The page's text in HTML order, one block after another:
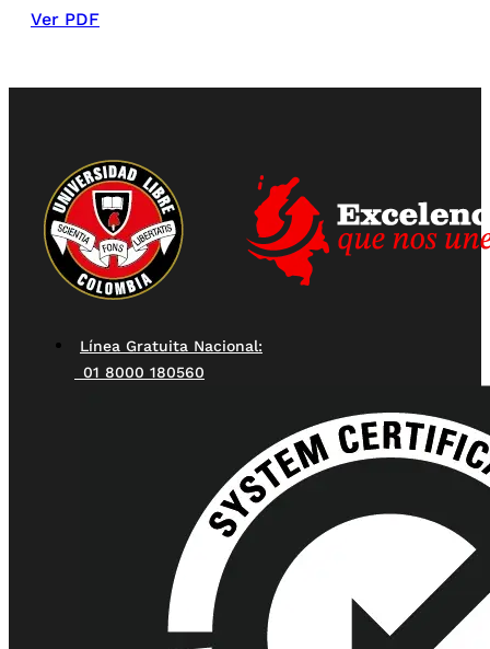
Ver PDF
Línea Gratuita Nacional:
01 8000 180560